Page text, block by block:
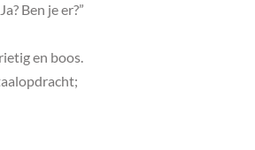
Ben je er?”
en boos.